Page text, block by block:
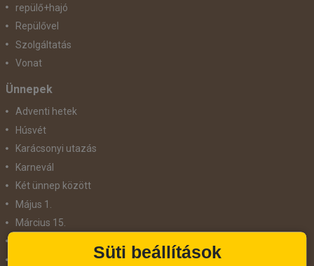
repülő+hajó
Repülővel
Szolgáltatás
Vonat
Ünnepek
Adventi hetek
Húsvét
Karácsonyi utazás
Karnevál
Két ünnep között
Május 1.
Március 15.
Süti beállítások